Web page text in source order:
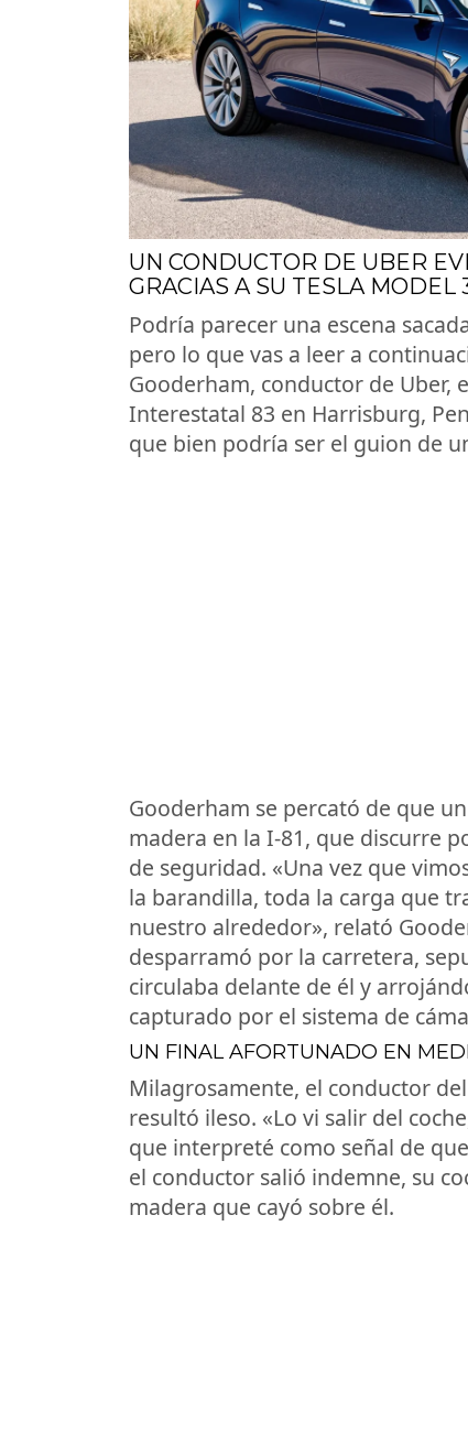
UN CONDUCTOR DE UBER
GRACIAS A SU TESLA MODEL
Podría parecer una escena
pero lo que vas a leer a
Gooderham, conductor de Uber,
Interestatal 83 en Harrisburg,
que bien podría ser el guion de
Gooderham se percató de que
madera en la I-81, que discurre
de seguridad. «Una vez que
la barandilla, toda la carga que
nuestro alrededor», relató
desparramó por la carretera,
circulaba delante de él y
capturado por el sistema de
UN FINAL AFORTUNADO EN
Milagrosamente, el conductor
resultó ileso. «Lo vi salir del
que interpreté como señal de
el conductor salió indemne, su
madera que cayó sobre él.